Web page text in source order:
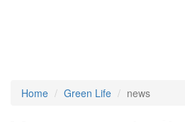
Home Green Life news